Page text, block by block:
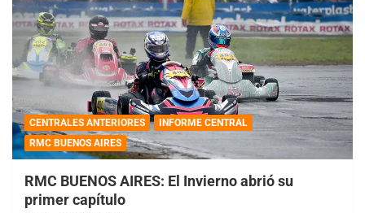
CENTRALES ANTERIORES
INFORME CENTRAL
RMC BUENOS AIRES
RMC BUENOS AIRES: El Invierno abrió su
primer capítulo